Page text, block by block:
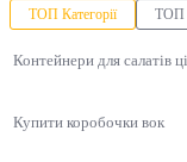
купити відро
поліетиленові
коробки для
ТОП Категорії ТОП
Контейнери для салатів
Купити коробочки вок